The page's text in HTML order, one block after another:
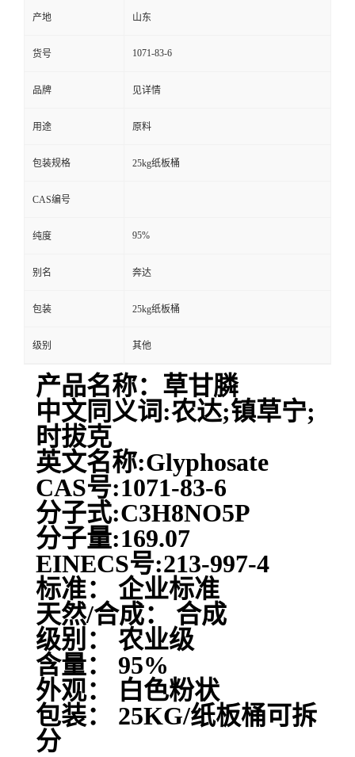
产地 山东
货号 1071-83-6
品牌 见详情
用途 原料
包装规格 25kg纸板桶
CAS编号
纯度 95%
别名 奔达
包装 25kg纸板桶
级别 其他
产品名称：草甘膦
中文同义词:农达;镇草宁;
时拔克
英文名称:Glyphosate
CAS号:1071-83-6
分子式:C3H8NO5P
分子量:169.07
EINECS号:213-997-4
标准： 企业标准
天然/合成： 合成
级别： 农业级
含量： 95%
外观： 白色粉状
包装： 25KG/纸板桶可拆
分